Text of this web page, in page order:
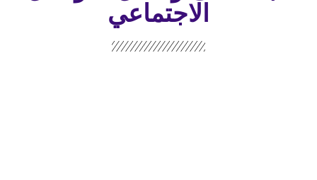
الاجتماعي